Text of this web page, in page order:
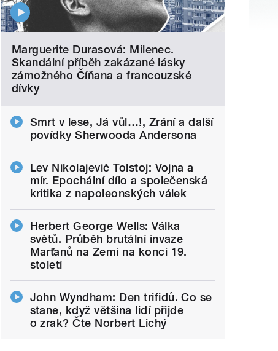
Marguerite Durasová: Milenec.
Skandální příběh zakázané lásky
zámožného Číňana a francouzské
dívky
Smrt v lese, Já vůl…!, Zrání a další
povídky Sherwooda Andersona
Lev Nikolajevič Tolstoj: Vojna a
mír. Epochální dílo a společenská
kritika z napoleonských válek
Herbert George Wells: Válka
světů. Průběh brutální invaze
Marťanů na Zemi na konci 19.
století
John Wyndham: Den trifidů. Co se
stane, když většina lidí přijde
o zrak? Čte Norbert Lichý